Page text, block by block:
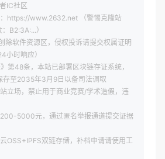
IC社区
https://www.2632.net （警惕克隆站
B2:3A:...）
除软件资源区，侵权投诉请提交权属证明
小时响应）
第48条，本站已部署区块链存证系统，
存至2035年3月9日以备司法调取
立场，禁止用于商业竞赛/学术造假，违
5000元，通过匿名举报通道提交证据
OSS+IPFS双链存储，补档申请请使用工